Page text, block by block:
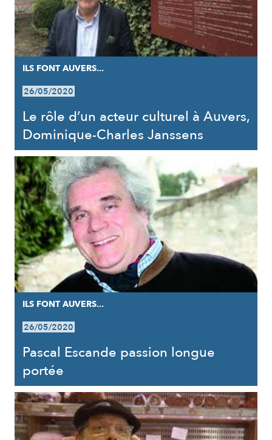
ILS FONT AUVERS...
26/05/2020
Le rôle d’un acteur culturel à Auvers,
Dominique-Charles Janssens
ILS FONT AUVERS...
26/05/2020
Pascal Escande passion longue
portée